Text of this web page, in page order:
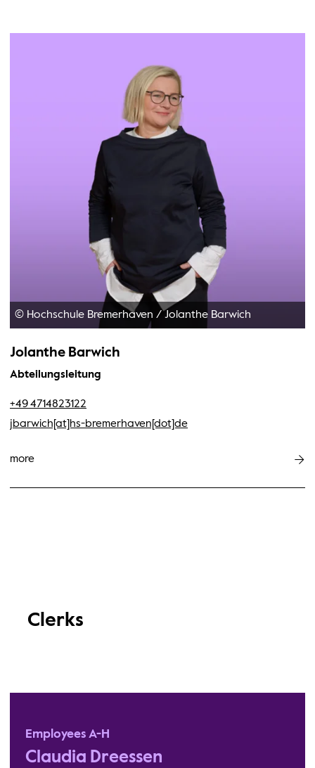
© Hochschule Bremerhaven / Jolanthe Barwich
Jolanthe Barwich
Abteilungsleitung
+49 4714823122
jbarwich[at]hs-bremerhaven[dot]de
more
Clerks
Employees A-H
Claudia Dreessen